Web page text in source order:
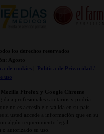
los derechos reservados
Agosto
de cookies|
Politica de Privacidad /
uso
Firefox y Google Chrome
a profesionales sanitarios y podría
no es accesible o válida en su país.
si usted accede a información que en su
algún requerimiento legal,
o autorizado su uso.